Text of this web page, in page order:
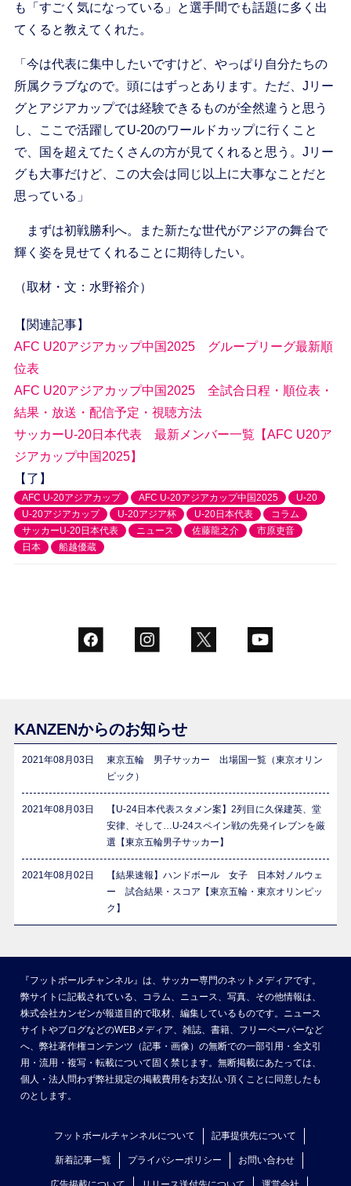
も「すごく気になっている」と選手間でも話題に多く出
てくると教えてくれた。
「今は代表に集中したいですけど、やっぱり自分たちの
所属クラブなので。頭にはずっとあります。ただ、Jリー
グとアジアカップでは経験できるものが全然違うと思う
し、ここで活躍してU-20のワールドカップに行くこと
で、国を超えてたくさんの方が見てくれると思う。Jリー
グも大事だけど、この大会は同じ以上に大事なことだと
思っている」
まずは初戦勝利へ。また新たな世代がアジアの舞台で
輝く姿を見せてくれることに期待したい。
（取材・文：水野裕介）
【関連記事】
AFC U20アジアカップ中国2025 グループリーグ最新順
位表
AFC U20アジアカップ中国2025 全試合日程・順位表・
結果・放送・配信予定・視聴方法
サッカーU-20日本代表 最新メンバー一覧【AFC U20ア
ジアカップ中国2025】
【了】
AFC U-20アジアカップ AFC U-20アジアカップ中国2025
U-20
U-20アジアカップ
U-20アジア杯 U-20日本代表
コラム
サッカーU-20日本代表
ニュース 佐藤龍之介
市原吏音
日本
船越優蔵
KANZENからのお知らせ
2021年08月03日
東京五輪 男子サッカー 出場国一覧（東京オリン
ピック）
2021年08月03日
【U-24日本代表スタメン案】2列目に久保建英、堂
安律、そして…U-24スペイン戦の先発イレブンを厳
選【東京五輪男子サッカー】
2021年08月02日
【結果速報】ハンドボール 女子 日本対ノルウェ
ー 試合結果・スコア【東京五輪・東京オリンピッ
ク】
『フットボールチャンネル』は、サッカー専門のネットメディアです。
弊サイトに記載されている、コラム、ニュース、写真、その他情報は、
株式会社カンゼンが報道目的で取材、編集しているものです。ニュース
サイトやブログなどのWEBメディア、雑誌、書籍、フリーペーパーなど
へ、弊社著作権コンテンツ（記事・画像）の無断での一部引用・全文引
用・流用・複写・転載について固く禁じます。無断掲載にあたっては、
個人・法人問わず弊社規定の掲載費用をお支払い頂くことに同意したも
のとします。
フットボールチャンネルについて 記事提供先について
新着記事一覧 プライバシーポリシー お問い合わせ